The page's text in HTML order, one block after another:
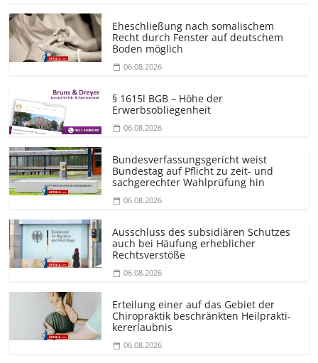
Eheschließung nach somalischem
Recht durch Fenster auf deutschem
Boden möglich
06.08.2026
§ 1615l BGB – Höhe der
Erwerbsobliegenheit
06.08.2026
Bundesver­fassungsgericht weist
Bundestag auf Pflicht zu zeit- und
sachgerechter Wahlprüfung hin
06.08.2026
Ausschluss des subsidiären Schutzes
auch bei Häufung erheblicher
Rechtsverstöße
06.08.2026
Erteilung einer auf das Gebiet der
Chiropraktik beschränkten Heilprakti­
kererlaubnis
06.08.2026